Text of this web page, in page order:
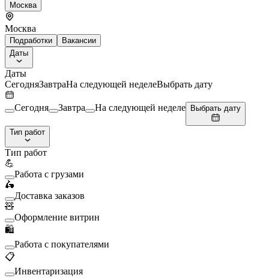
Москва
Москва
Подработки
Вакансии
Даты
Даты
СегодняЗавтраНа следующей неделеВыбрать дату
Сегодня Завтра На следующей неделе Выбрать дату
Тип работ
Тип работ
💪
Работа с грузами
🛵
Доставка заказов
🧸
Оформление витрин
🛍️
Работа с покупателями
📋
Инвентаризация